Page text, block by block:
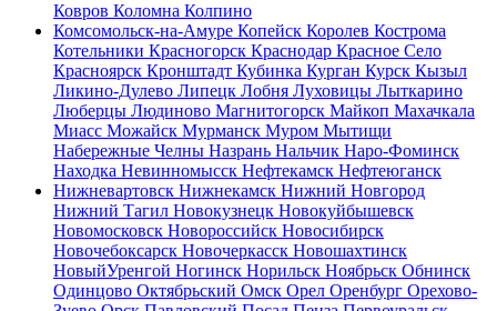
Ковров Коломна Колпино
Комсомольск-на-Амуре Копейск Королев Кострома
Котельники Красногорск Краснодар Красное Село
Красноярск Кронштадт Кубинка Курган Курск Кызыл
Ликино-Дулево Липецк Лобня Луховицы Лыткарино
Люберцы Людиново Магнитогорск Майкоп Махачкала
Миасс Можайск Мурманск Муром Мытищи
Набережные Челны Назрань Нальчик Наро-Фоминск
Находка Невинномысск Нефтекамск Нефтеюганск
Нижневартовск Нижнекамск Нижний Новгород
Нижний Тагил Новокузнецк Новокуйбышевск
Новомосковск Новороссийск Новосибирск
Новочебоксарск Новочеркасск Новошахтинск
НовыйУренгой Ногинск Норильск Ноябрьск Обнинск
Одинцово Октябрьский Омск Орел Оренбург Орехово-